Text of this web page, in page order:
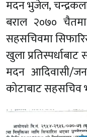
मदन भुजेल,
बराल २०७०
सहसचिवमा
खुला
मदन आदिवासी/
कोटाबाट सहसचिव